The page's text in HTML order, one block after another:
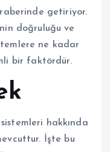
getiriyor.
doğruluğu ve
ne kadar
bir faktördür.
hakkında
İşte bu